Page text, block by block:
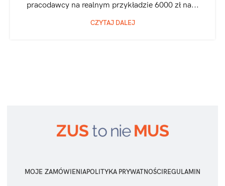
pracodawcy na realnym przykładzie 6000 zł na...
CZYTAJ DALEJ
MOJE ZAMÓWIENIAPOLITYKA PRYWATNOŚCI REGULAMIN